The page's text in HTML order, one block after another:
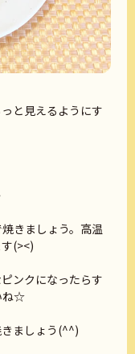
と見えるようにす
きましょう。高温
(><)
ンクになったらす
ね☆
ましょう(^^)